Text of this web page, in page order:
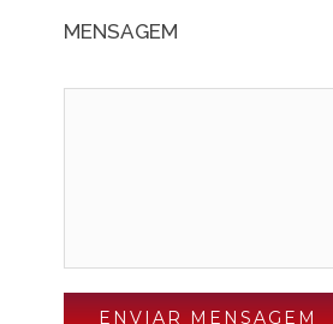
MENSAGEM